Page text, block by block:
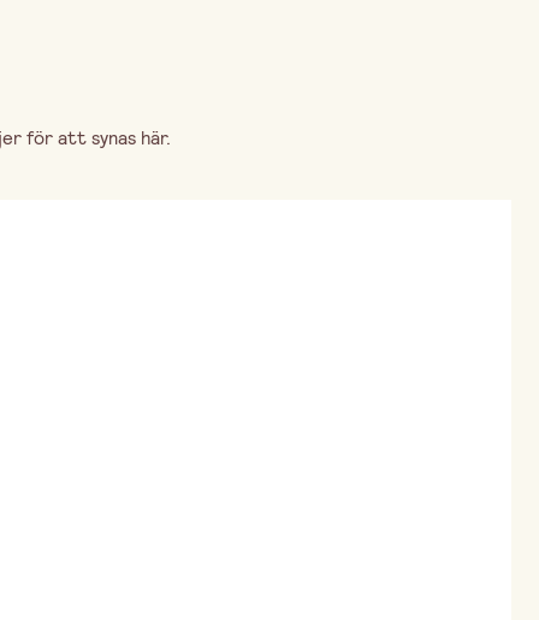
för att synas här.